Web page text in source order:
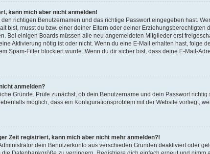
kann mich aber nicht anmelden!
richtigen Benutzernamen und das richtige Passwort eingegeben hast.
bist, musst du bzw. einer deiner Eltern oder deiner
Bei einigen Boards müssen alle neu angemeldeten Mitglieder erst
Aktivierung nötig ist oder nicht. Wenn du eine E-Mail erhalten hast,
Spam-Filter blockiert wurde. Wenn du dir sicher bist, dass deine E-Mail-
anmelden?
Gründe. Prüfe zunächst, ob dein Benutzername und dein Passwort
möglich, dass ein Konfigurationsproblem mit der Website vorliegt,
Zeit registriert, kann mich aber nicht mehr anmelden?!
dein Benutzerkonto aus verschieden Gründen deaktiviert oder